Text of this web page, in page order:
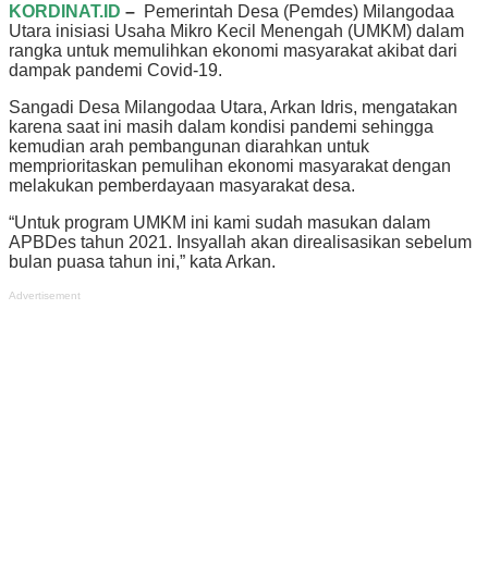
KORDINAT.ID – Pemerintah Desa (Pemdes) Milangodaa
Utara inisiasi Usaha Mikro Kecil Menengah (UMKM) dalam
rangka untuk memulihkan ekonomi masyarakat akibat dari
dampak pandemi Covid-19.
Sangadi Desa Milangodaa Utara, Arkan Idris, mengatakan
karena saat ini masih dalam kondisi pandemi sehingga
kemudian arah pembangunan diarahkan untuk
memprioritaskan pemulihan ekonomi masyarakat dengan
melakukan pemberdayaan masyarakat desa.
“Untuk program UMKM ini kami sudah masukan dalam
APBDes tahun 2021. Insyallah akan direalisasikan sebelum
bulan puasa tahun ini,” kata Arkan.
Advertisement